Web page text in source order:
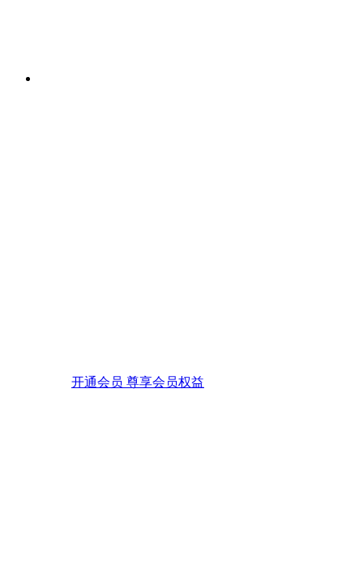
开通会员 尊享会员权益